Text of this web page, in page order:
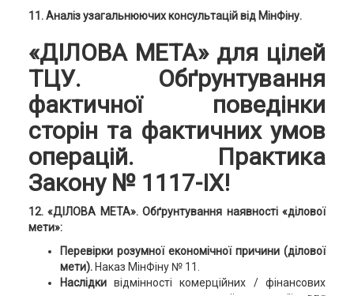
11. Аналіз узагальнюючих консультацій від МінФіну.
«ДІЛОВА МЕТА» для цілей
ТЦУ. Обґрунтування
фактичної поведінки
сторін та фактичних умов
операцій. Практика
Закону № 1117-IX!
12. «ДІЛОВА МЕТА».Обґрунтування наявності «ділової
мети»:
Перевірки розумної економічної причини (ділової
мети). Наказ МінФіну № 11.
Наслідкивідмінності комерційних / фінансових